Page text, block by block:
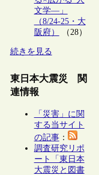
文学―」
（8/24-25・大
阪府）
（28）
続きを見る
東日本大震災 関
連情報
「災害」に関
する当サイト
の記事：
調査研究リポ
ート「東日本
大震災と図書